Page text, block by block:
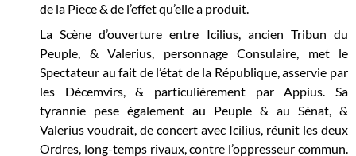
de la Piece & de l’effet qu’elle a produit.
La Scène d’ouverture entre Icilius, ancien Tribun du
Peuple, & Valerius, personnage Consulaire, met le
Spectateur au fait de l’état de la République, asservie par
les Décemvirs, & particuliérement par Appius. Sa
tyrannie pese également au Peuple & au Sénat, &
Valerius voudrait, de concert avec Icilius, réunit les deux
Ordres, long-temps rivaux, contre l’oppresseur commun.